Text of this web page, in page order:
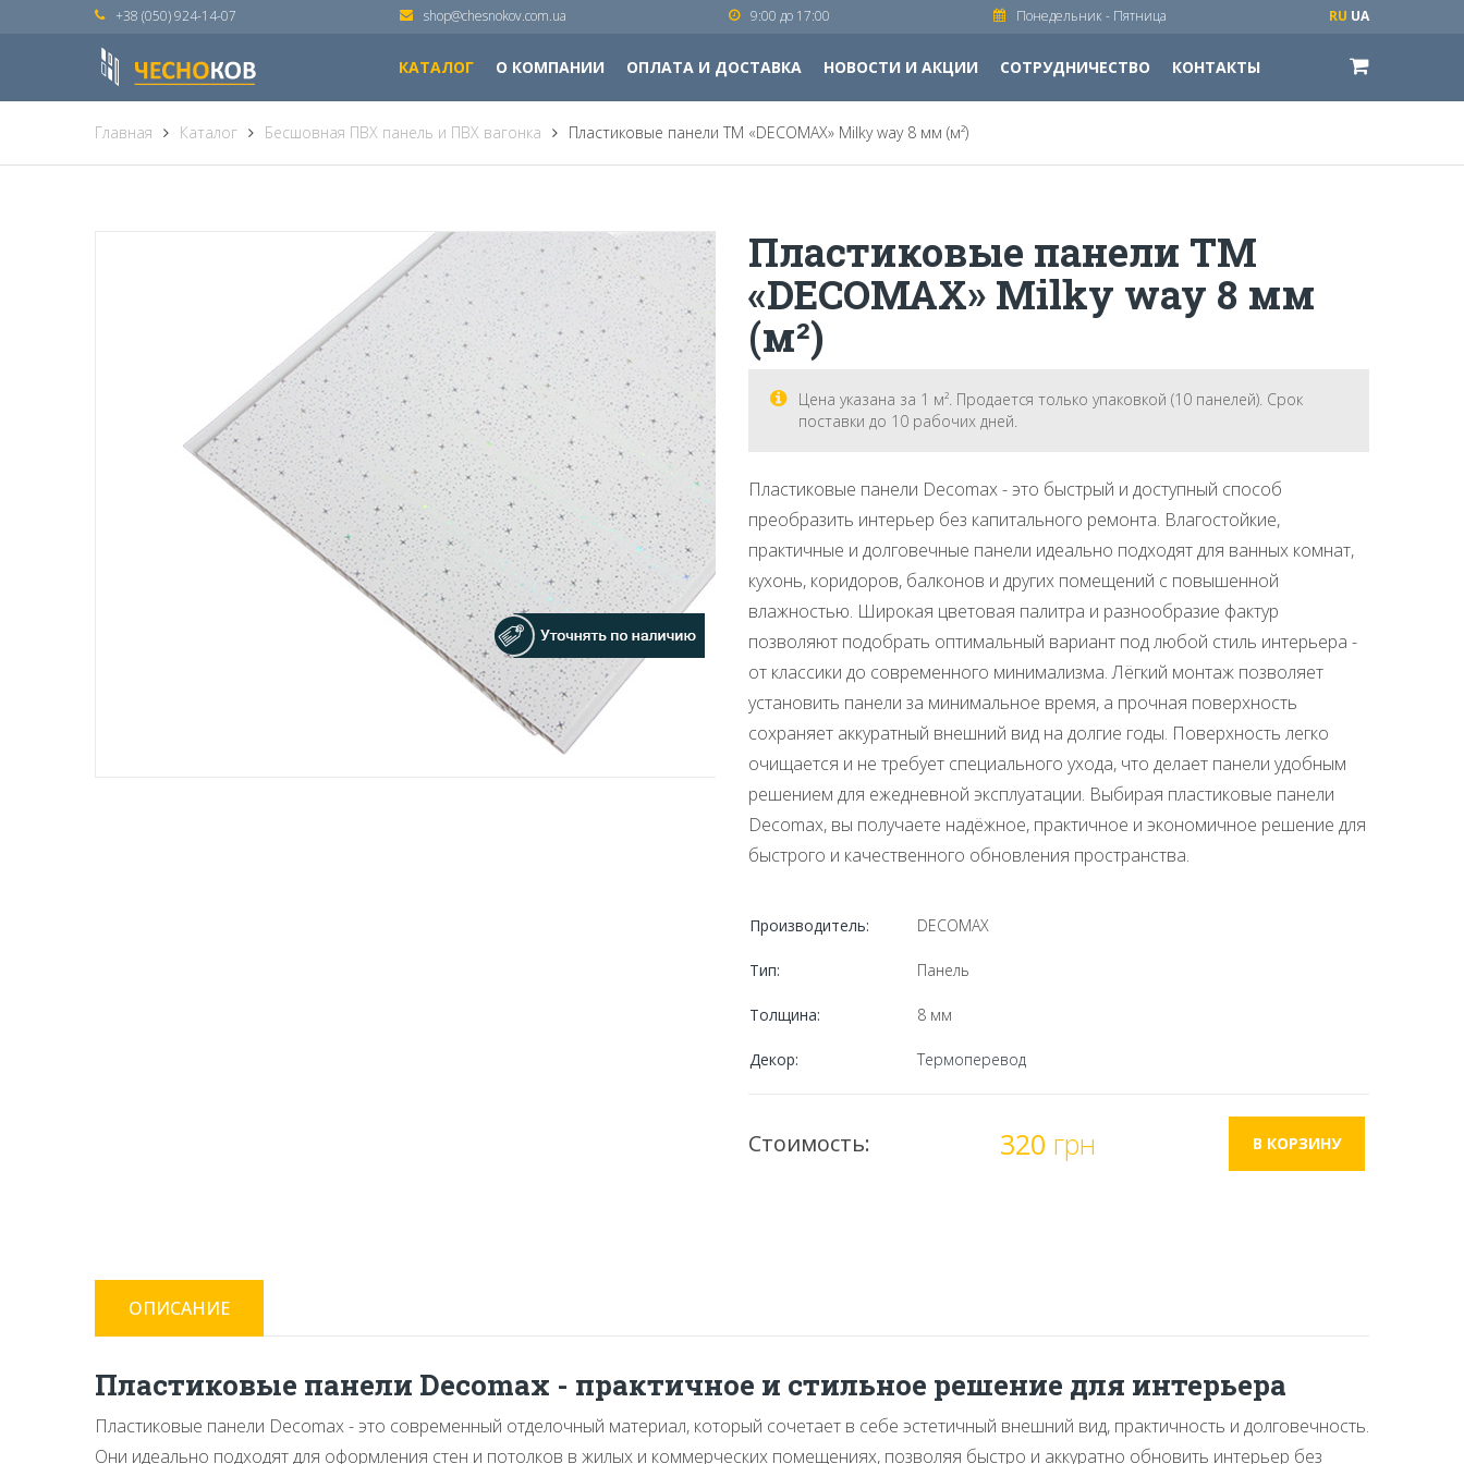
КАТАЛОГ О КОМПАНИИ ОПЛАТА И ДОСТАВКА НОВОСТИ И АКЦИИ СОТРУДНИЧЕСТВО КОНТАКТЫ
+38 (050) 924-14-07 shop@chesnokov.com.ua 9:00 до 17:00 Понедельник - Пятница RU UA
Главная Каталог Бесшовная ПВХ панель и ПВХ вагонка Пластиковые панели ТМ «DECOMAX» Milky way 8 мм (м²)
Пластиковые панели ТМ
«DECOMAX» Milky way 8 мм
(м²)
Цена указана за 1 м². Продается только упаковкой (10 панелей). Срок
поставки до 10 рабочих дней.
Пластиковые панели Decomax - это быстрый и доступный способ
преобразить интерьер без капитального ремонта. Влагостойкие,
практичные и долговечные панели идеально подходят для ванных комнат,
кухонь, коридоров, балконов и других помещений с повышенной
влажностью. Широкая цветовая палитра и разнообразие фактур
позволяют подобрать оптимальный вариант под любой стиль интерьера -
от классики до современного минимализма. Лёгкий монтаж позволяет
установить панели за минимальное время, а прочная поверхность
сохраняет аккуратный внешний вид на долгие годы. Поверхность легко
очищается и не требует специального ухода, что делает панели удобным
решением для ежедневной эксплуатации. Выбирая пластиковые панели
Decomax, вы получаете надёжное, практичное и экономичное решение для
быстрого и качественного обновления пространства.
Производитель: DECOMAX
Тип: Панель
Толщина: 8 мм
Декор: Термоперевод
Стоимость: 320 грн
ОПИСАНИЕ
Пластиковые панели Decomax - практичное и стильное решение для интерьера
Пластиковые панели Decomax - это современный отделочный материал, который сочетает в себе эстетичный внешний вид, практичность и долговечность.
Они идеально подходят для оформления стен и потолков в жилых и коммерческих помещениях, позволяя быстро и аккуратно обновить интерьер без